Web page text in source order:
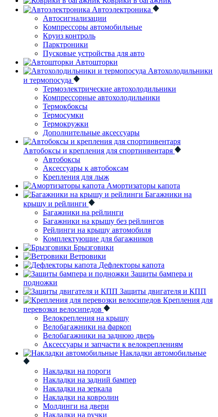
Автоэлектроника
Автосигнализации
Компрессоры автомобильные
Круиз контроль
Парктроники
Пусковые устройства для авто
Автошторки
Автохолодильники
и термопосуда
Термоэлектрические автохолодильники
Компрессорные автохолодильники
Термокбоксы
Термосумки
Термокружки
Дополнительные аксессуары
Автобоксы и крепления для спортинвентаря
Автобоксы
Аксессуары к автобоксам
Крепления для лыж
Амортизаторы капота
Багажники на
крышу и рейлинги
Багажники на рейлинги
Багажники на крышу без рейлингов
Рейлинги на крышу автомобиля
Комплектующие для багажников
Брызговики
Ветровики
Дефлекторы капота
Защиты бампера и
подножки
Защиты двигателя и КПП
Крепления для
перевозки велосипедов
Велокрепления на крышу
Велобагажники на фаркоп
Велобагажники на заднюю дверь
Аксессуары и запчасти к велокреплениям
Накладки автомобильные
Накладки на пороги
Накладки на задний бампер
Накладки на зеркала
Накладки на ковролин
Молдинги на двери
Накладки на ручки